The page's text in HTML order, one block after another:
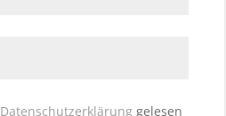
Datenschutzerklärunggelesen